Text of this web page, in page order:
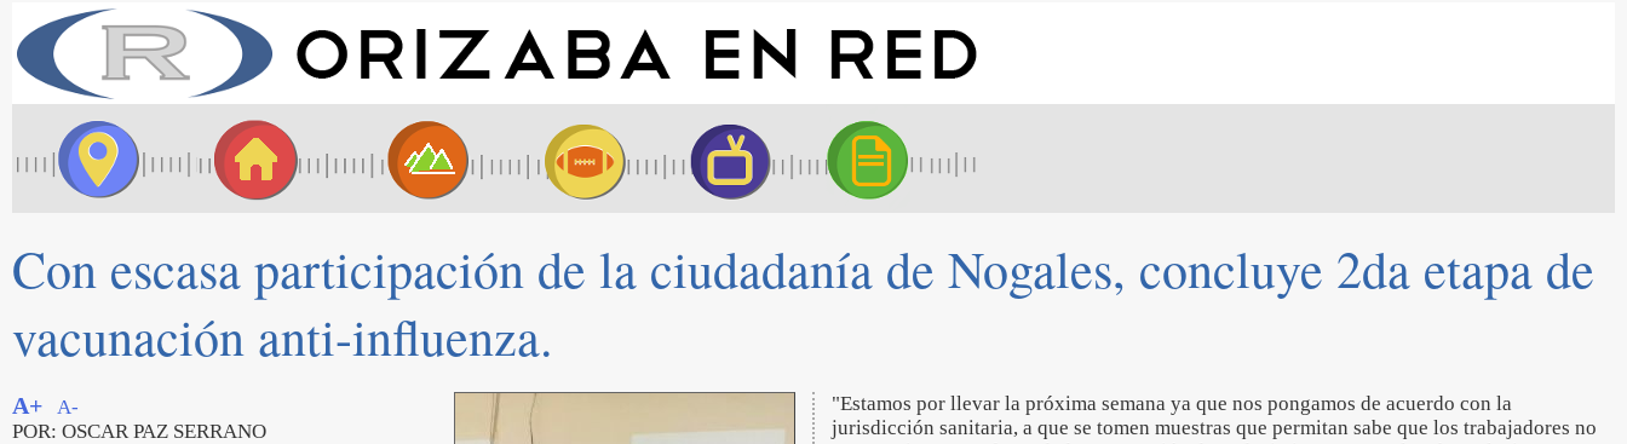
Con escasa participación de la ciudadanía de Nogales, concluye 2da etapa de
vacunación anti-influenza.
A+
A-
POR: OSCAR PAZ SERRANO
"Estamos por llevar la próxima semana ya que nos pongamos de acuerdo con la
jurisdicción sanitaria, a que se tomen muestras que permitan sabe que los trabajadores no